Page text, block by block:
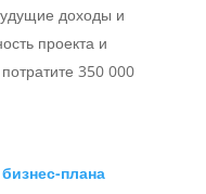
доходы и
проекта и
350 000
плана